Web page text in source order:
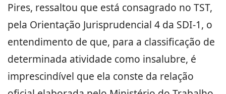
Pires, ressaltou que está consagrado no TST,
pela Orientação Jurisprudencial 4 da SDI-1, o
entendimento de que, para a classificação de
determinada atividade como insalubre, é
imprescindível que ela conste da relação